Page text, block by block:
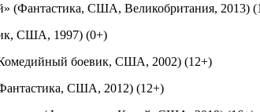
(Фантастика, США, Великобритания, 2013)
США, 1997) (0+)
боевик, США, 2002) (12+)
США, 2012) (12+)